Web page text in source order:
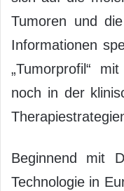
Tumoren und
Informationen
„Tumorprofil“
noch in der
Beginnend mit
Technologie in